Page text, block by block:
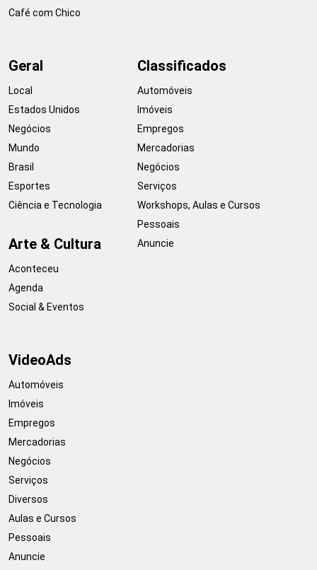
Café com Chico
Geral
Local
Estados Unidos
Negócios
Mundo
Brasil
Esportes
Ciência e Tecnologia
Arte & Cultura
Aconteceu
Agenda
Social & Eventos
Classificados
Automóveis
Imóveis
Empregos
Mercadorias
Negócios
Serviços
Workshops, Aulas e Cursos
Pessoais
Anuncie
VideoAds
Automóveis
Imóveis
Empregos
Mercadorias
Negócios
Serviços
Diversos
Aulas e Cursos
Pessoais
Anuncie